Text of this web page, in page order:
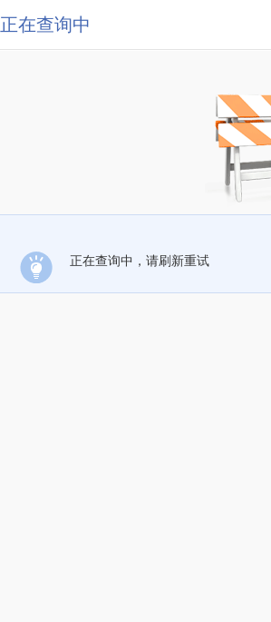
正在查询中
正在查询中，请刷新重试